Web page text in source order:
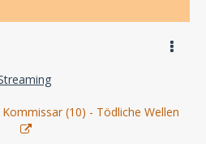
(10) - Tödliche Wellen